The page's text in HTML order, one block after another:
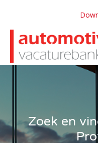
Zoek en